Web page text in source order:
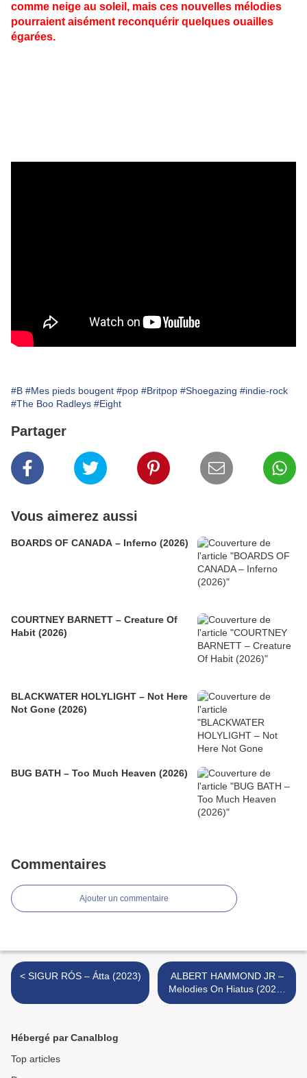
comme neige au soleil, mais ces nouvelles mélodies
pourraient aisément reconquérir quelques ouailles
égarées.
#B #Mes pieds bougent #pop #Britpop #Shoegazing #indie-rock
#The Boo Radleys #Eight
Partager
Vous aimerez aussi
BOARDS OF CANADA – Inferno (2026)
COURTNEY BARNETT – Creature Of
Habit (2026)
BLACKWATER HOLYLIGHT – Not Here
Not Gone (2026)
BUG BATH – Too Much Heaven (2026)
Commentaires
Ajouter un commentaire
< SIGUR RÓS – Átta (2023)
ALBERT HAMMOND JR –
Melodies On Hiatus (2023)
>
Hébergé par Canalblog
Top articles